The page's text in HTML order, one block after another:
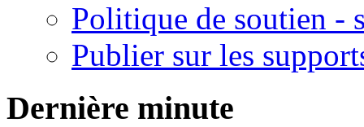
Politique de soutien -
Publier sur les
Dernière minute